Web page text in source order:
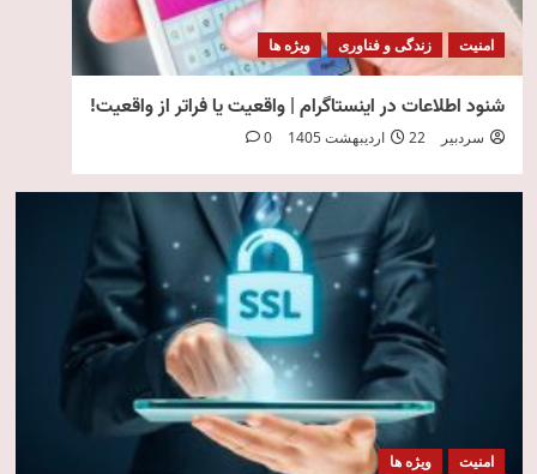
امنیت زندگی و فناوری ویژه ها
شنود اطلاعات در اینستاگرام | واقعیت یا فراتر از واقعیت!
سردبیر 22 اردیبهشت 1405 0
امنیت ویژه ها